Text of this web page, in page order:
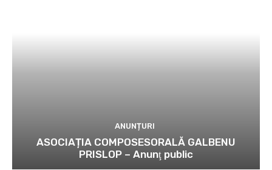
ANUNȚURI
ASOCIAȚIA COMPOSESORALĂ GALBENU
PRISLOP – Anunţ public